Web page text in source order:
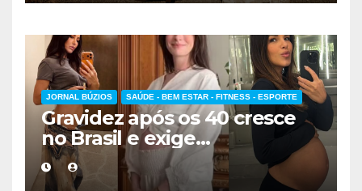
JORNAL BÚZIOS SAÚDE - BEM ESTAR - FITNESS - ESPORTE
Gravidez após os 40 cresce
no Brasil e exige
acompanhamento médico
mais cuidadoso